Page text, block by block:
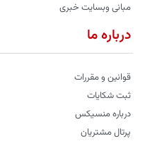
مبانی وبسایت خبری
درباره ما
قوانین و مقررات
ثبت شکایات
درباره منسیکس
پرتال مشتریان